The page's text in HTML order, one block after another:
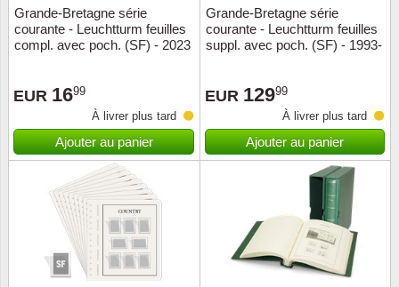
Grande-Bretagne série
courante - Leuchtturm feuilles
compl. avec poch. (SF) - 2023
EUR 1699
À livrer plus tard
Ajouter au panier
Grande-Bretagne série
courante - Leuchtturm feuilles
suppl. avec poch. (SF) - 1993-
EUR 12999
À livrer plus tard
Ajouter au panierIslande
Iles
Irlande
Italie